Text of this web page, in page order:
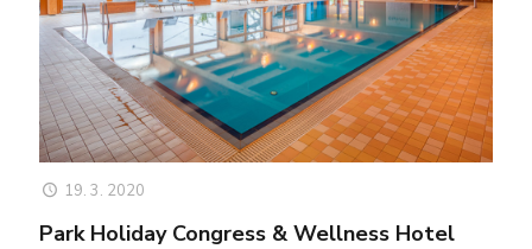
19. 3. 2020
Park Holiday Congress & Wellness Hotel